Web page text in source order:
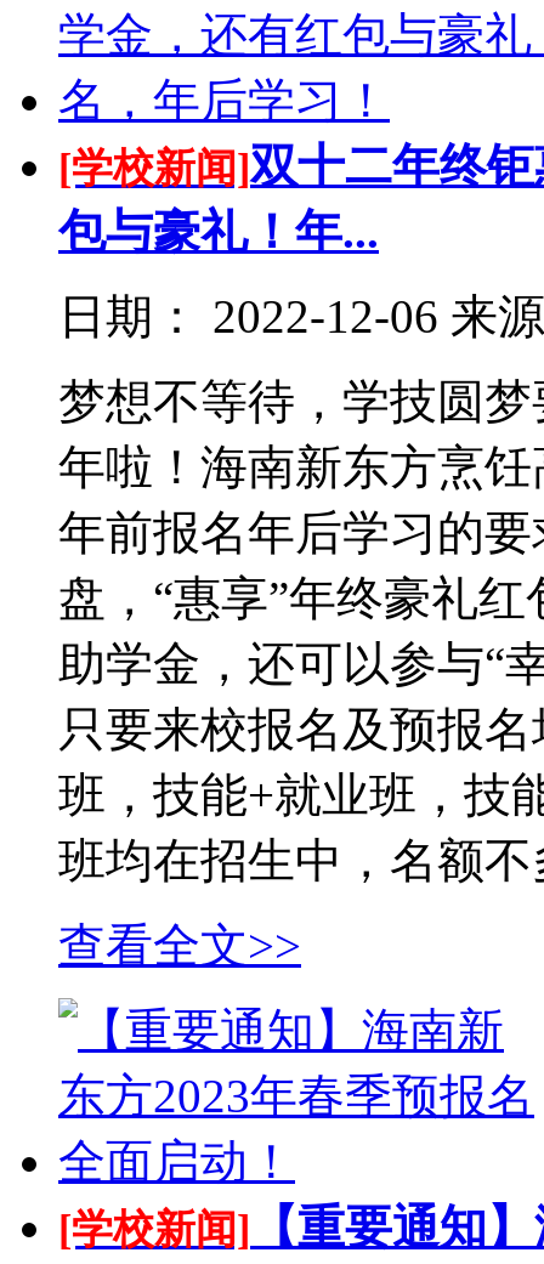
[学校新闻]双十二年终
包与豪礼！年...
日期： 2022-12-06 来
梦想不等待，学技圆
年啦！海南新东方烹
年前报名年后学习的
盘，“惠享”年终豪礼
助学金，还可以参与“
只要来校报名及预报
班，技能+就业班，技
班均在招生中，名额
查看全文>>
[学校新闻]
【重要通知